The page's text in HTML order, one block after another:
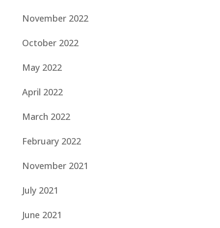
November 2022
October 2022
May 2022
April 2022
March 2022
February 2022
November 2021
July 2021
June 2021